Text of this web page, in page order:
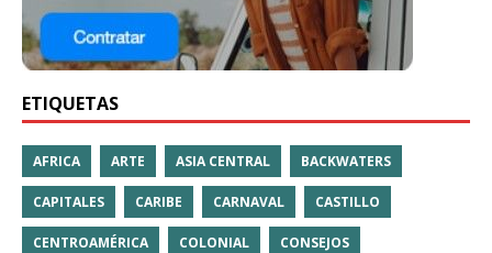
ETIQUETAS
AFRICA ARTE ASIA CENTRAL BACKWATERS
CAPITALES CARIBE CARNAVAL CASTILLO
CENTROAMÉRICA COLONIAL CONSEJOS